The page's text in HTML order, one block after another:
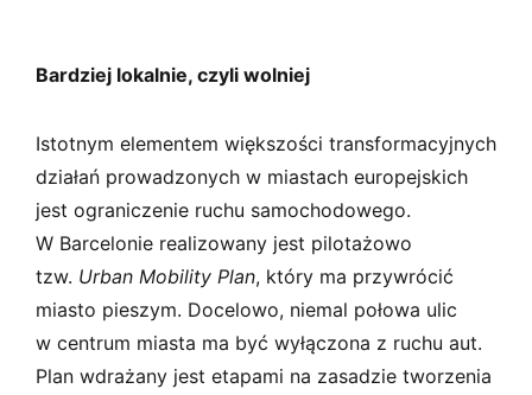
Bardziej lokalnie, czyli wolniej
Istotnym elementem większości transformacyjnych
działań prowadzonych w miastach europejskich
jest ograniczenie ruchu samochodowego.
W Barcelonie realizowany jest pilotażowo
tzw. Urban Mobility Plan, który ma przywrócić
miasto pieszym. Docelowo, niemal połowa ulic
w centrum miasta ma być wyłączona z ruchu aut.
Plan wdrażany jest etapami na zasadzie tworzenia